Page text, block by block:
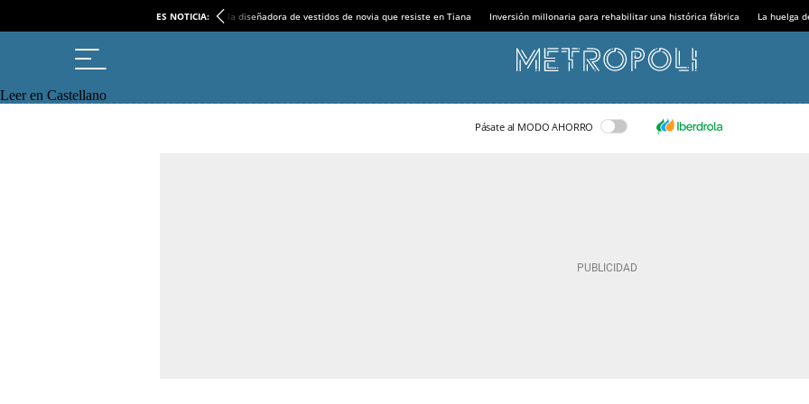
ES NOTICIA: la diseñadora de vestidos de novia que resiste en Tiana Inversión millonaria para rehabilitar una histórica fábrica La huelga
Leer en Castellano
Pásate al MODO AHORRO